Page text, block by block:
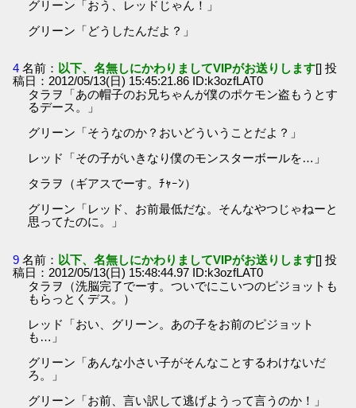
グリーン「おう、レッドじゃん！」
グリーン「どうしたんだよ？」
4 名前： 以下、名無しにかわりましてVIPがお送りします[] 投
稿日：2012/05/13(日) 15:45:21.86 ID:k3ozfLAT0
タラヲ「あの帽子のお兄ちゃんが僕のポケモン盗もうとす
るデース。」
グリーン「そうなのか？おいどういうことだよ？」
レッド「その子がいきなり僕のモンスターボールを…」
タラヲ（ギアスでーす。ﾁｬｰﾝ）
グリーン「レッド、お前最低だな。そんなやつじゃねーと
思ってたのに。」
9 名前： 以下、名無しにかわりましてVIPがお送りします[] 投
稿日：2012/05/13(日) 15:48:44.97 ID:k3ozfLAT0
タラヲ（洗脳完了でーす。ついでにこいつのピジョットも
もらっとくデス。）
レッド「おい、グリーン。あの子をお前のピジョット
も…」
グリーン「あんな小さい子がそんなことするわけないだ
ろ。」
グリーン「お前、言い訳して逃げようって言うのか！」